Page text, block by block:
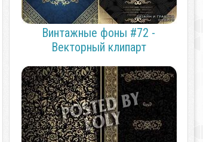
Винтажные фоны #72 -
Векторный клипарт